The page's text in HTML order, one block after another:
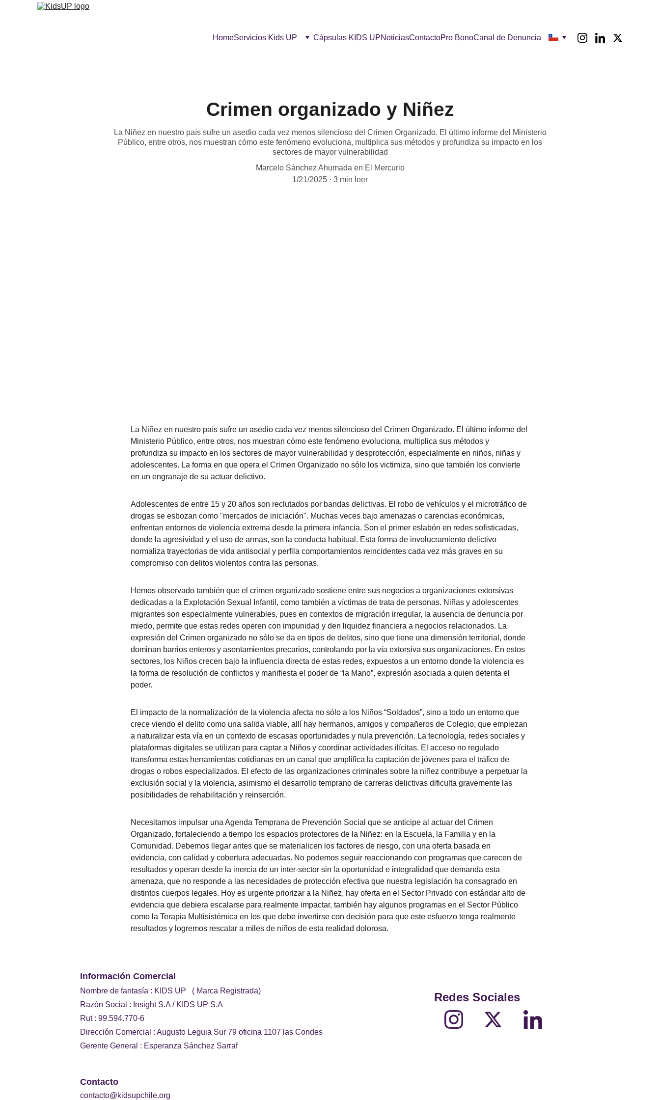
HomeServicios Kids UP Cápsulas KIDS UPNoticiasContactoPro BonoCanal de Denuncia
Crimen organizado y Niñez
La Niñez en nuestro país sufre un asedio cada vez menos silencioso del Crimen Organizado. El último informe del Ministerio
Público, entre otros, nos muestran cómo este fenómeno evoluciona, multiplica sus métodos y profundiza su impacto en los
sectores de mayor vulnerabilidad
Marcelo Sánchez Ahumada en El Mercurio
1/21/2025
3 min leer
La Niñez en nuestro país sufre un asedio cada vez menos silencioso del Crimen Organizado. El último informe del
Ministerio Público, entre otros, nos muestran cómo este fenómeno evoluciona, multiplica sus métodos y
profundiza su impacto en los sectores de mayor vulnerabilidad y desprotección, especialmente en niños, niñas y
adolescentes. La forma en que opera el Crimen Organizado no sólo los victimiza, sino que también los convierte
en un engranaje de su actuar delictivo.
Adolescentes de entre 15 y 20 años son reclutados por bandas delictivas. El robo de vehículos y el microtráfico de
drogas se esbozan como "mercados de iniciación". Muchas veces bajo amenazas o carencias económicas,
enfrentan entornos de violencia extrema desde la primera infancia. Son el primer eslabón en redes sofisticadas,
donde la agresividad y el uso de armas, son la conducta habitual. Esta forma de involucramiento delictivo
normaliza trayectorias de vida antisocial y perfila comportamientos reincidentes cada vez más graves en su
compromiso con delitos violentos contra las personas.
Hemos observado también que el crimen organizado sostiene entre sus negocios a organizaciones extorsivas
dedicadas a la Explotación Sexual Infantil, como también a víctimas de trata de personas. Niñas y adolescentes
migrantes son especialmente vulnerables, pues en contextos de migración irregular, la ausencia de denuncia por
miedo, permite que estas redes operen con impunidad y den liquidez financiera a negocios relacionados. La
expresión del Crimen organizado no sólo se da en tipos de delitos, sino que tiene una dimensión territorial, donde
dominan barrios enteros y asentamientos precarios, controlando por la vía extorsiva sus organizaciones. En estos
sectores, los Niños crecen bajo la influencia directa de estas redes, expuestos a un entorno donde la violencia es
la forma de resolución de conflictos y manifiesta el poder de “la Mano”, expresión asociada a quien detenta el
poder.
El impacto de la normalización de la violencia afecta no sólo a los Niños “Soldados”, sino a todo un entorno que
crece viendo el delito como una salida viable, allí hay hermanos, amigos y compañeros de Colegio, que empiezan
a naturalizar esta vía en un contexto de escasas oportunidades y nula prevención. La tecnología, redes sociales y
plataformas digitales se utilizan para captar a Niños y coordinar actividades ilícitas. El acceso no regulado
transforma estas herramientas cotidianas en un canal que amplifica la captación de jóvenes para el tráfico de
drogas o robos especializados. El efecto de las organizaciones criminales sobre la niñez contribuye a perpetuar la
exclusión social y la violencia, asimismo el desarrollo temprano de carreras delictivas dificulta gravemente las
posibilidades de rehabilitación y reinserción.
Necesitamos impulsar una Agenda Temprana de Prevención Social que se anticipe al actuar del Crimen
Organizado, fortaleciendo a tiempo los espacios protectores de la Niñez: en la Escuela, la Familia y en la
Comunidad. Debemos llegar antes que se materialicen los factores de riesgo, con una oferta basada en
evidencia, con calidad y cobertura adecuadas. No podemos seguir reaccionando con programas que carecen de
resultados y operan desde la inercia de un inter-sector sin la oportunidad e integralidad que demanda esta
amenaza, que no responde a las necesidades de protección efectiva que nuestra legislación ha consagrado en
distintos cuerpos legales. Hoy es urgente priorizar a la Niñez, hay oferta en el Sector Privado con estándar alto de
evidencia que debiera escalarse para realmente impactar, también hay algunos programas en el Sector Público
como la Terapia Multisistémica en los que debe invertirse con decisión para que este esfuerzo tenga realmente
resultados y logremos rescatar a miles de niños de esta realidad dolorosa.
Contacto
contacto@kidsupchile.org
Redes Sociales
Información Comercial
Nombre de fantasía : KIDS UP   ( Marca Registrada)
Razón Social : Insight S.A / KIDS UP S.A
Rut : 99.594.770-6
Dirección Comercial : Augusto Leguia Sur 79 oficina 1107 las Condes
Gerente General : Esperanza Sánchez Sarraf